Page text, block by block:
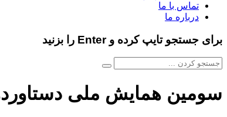
تماس با ما
درباره ما
برای جستجو تایپ کرده و Enter را بزنید
سومین همایش ملی